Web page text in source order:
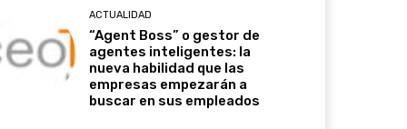
ACTUALIDAD
“Agent Boss” o gestor de
agentes inteligentes: la
nueva habilidad que las
empresas empezarán a
buscar en sus empleados